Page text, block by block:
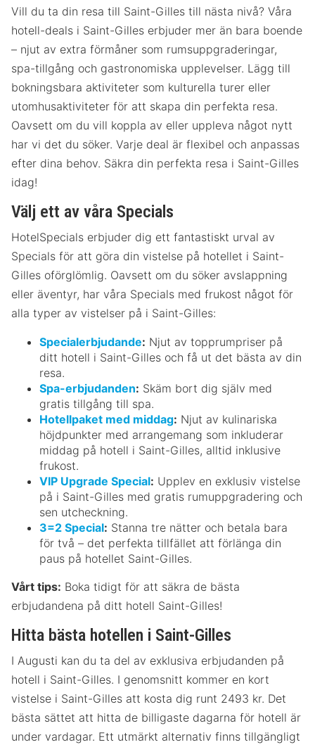
Vill du ta din resa till Saint-Gilles till nästa nivå? Våra
hotell-deals i Saint-Gilles erbjuder mer än bara boende
– njut av extra förmåner som rumsuppgraderingar,
spa-tillgång och gastronomiska upplevelser. Lägg till
bokningsbara aktiviteter som kulturella turer eller
utomhusaktiviteter för att skapa din perfekta resa.
Oavsett om du vill koppla av eller uppleva något nytt
har vi det du söker. Varje deal är flexibel och anpassas
efter dina behov. Säkra din perfekta resa i Saint-Gilles
idag!
Välj ett av våra Specials
HotelSpecials erbjuder dig ett fantastiskt urval av
Specials för att göra din vistelse på hotellet i Saint-
Gilles oförglömlig. Oavsett om du söker avslappning
eller äventyr, har våra Specials med frukost något för
alla typer av vistelser på i Saint-Gilles:
Specialerbjudande: Njut av topprumpriser på
ditt hotell i Saint-Gilles och få ut det bästa av din
resa.
Spa-erbjudanden: Skäm bort dig själv med
gratis tillgång till spa.
Hotellpaket med middag: Njut av kulinariska
höjdpunkter med arrangemang som inkluderar
middag på hotell i Saint-Gilles, alltid inklusive
frukost.
VIP Upgrade Special: Upplev en exklusiv vistelse
på i Saint-Gilles med gratis rumuppgradering och
sen utcheckning.
3=2 Special: Stanna tre nätter och betala bara
för två – det perfekta tillfället att förlänga din
paus på hotellet Saint-Gilles.
Vårt tips: Boka tidigt för att säkra de bästa
erbjudandena på ditt hotell Saint-Gilles!
Hitta bästa hotellen i Saint-Gilles
I Augusti kan du ta del av exklusiva erbjudanden på
hotell i Saint-Gilles. I genomsnitt kommer en kort
vistelse i Saint-Gilles att kosta dig runt 2493 kr. Det
bästa sättet att hitta de billigaste dagarna för hotell är
under vardagar. Ett utmärkt alternativ finns tillgängligt